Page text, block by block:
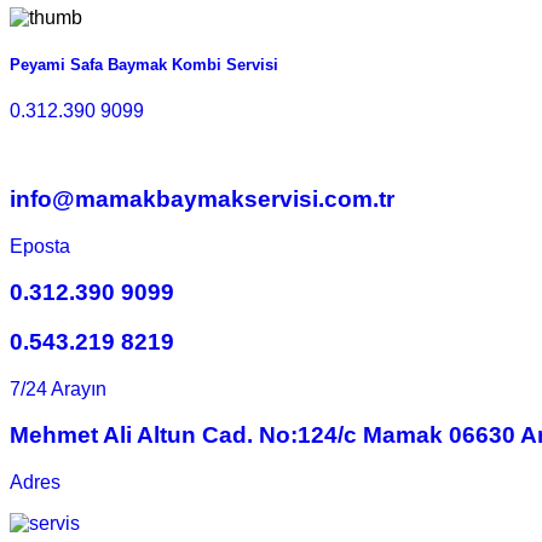
Peyami Safa Baymak Kombi Servisi
0.312.390 9099
info@mamakbaymakservisi.com.tr
Eposta
0.312.390 9099
0.543.219 8219
7/24 Arayın
Mehmet Ali Altun Cad. No:124/c Mamak 06630
Adres